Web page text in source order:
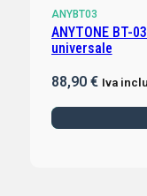
ANYBT03
ANYTONE BT-
universale
88,90 € Iva